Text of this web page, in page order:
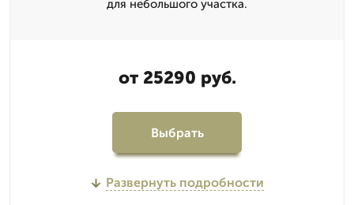
для небольшого участка.
от 25290 руб.
Выбрать
Развернуть подробности